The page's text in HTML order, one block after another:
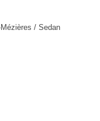
/ Sedan